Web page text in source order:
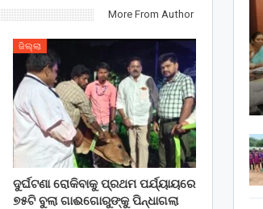
More From Author
ଜିଲ୍ଲା
ଦୁର୍ଘଟଣା ରୋକିବାକୁ ପ୍ରଥମ ପର୍ଯ୍ୟାୟରେ
୭୫ଟି ବୁଲା ଗାଈଗୋରୁଙ୍କୁ ପିନ୍ଧାଗଲା